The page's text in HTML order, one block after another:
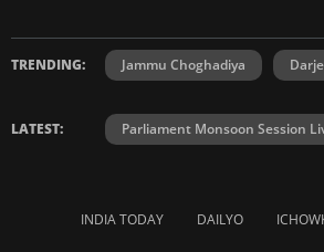
TRENDING: Jammu Choghadiya
LATEST: Parliament Monsoon Session
INDIA TODAY DAILYO